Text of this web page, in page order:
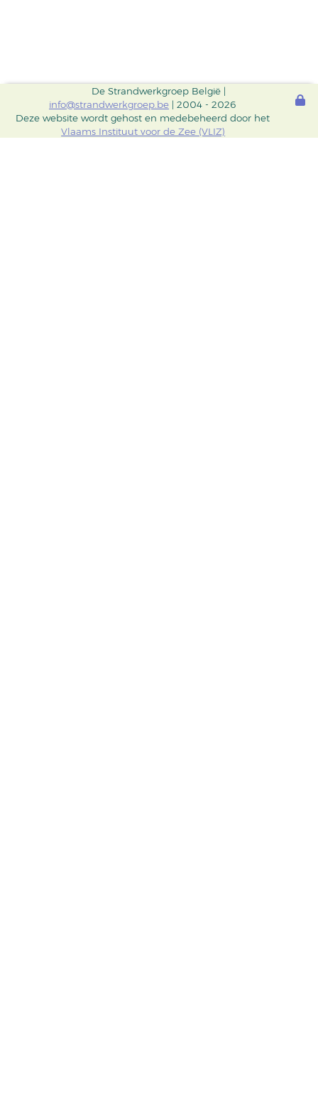
De Strandwerkgroep België |
info@strandwerkgroep.be | 2004 - 2026
Deze website wordt gehost en medebeheerd door het
Vlaams Instituut voor de Zee (VLIZ)